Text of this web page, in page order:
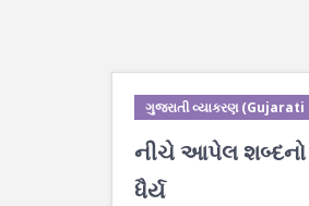
ગુજરાતી વ્યાકરણ
નીચે આપેલ શબ્દનો
ધૈર્ય